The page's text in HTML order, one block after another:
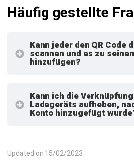
Häufig gestellte
Kann jeder den QR Code
scannen und es zu
hinzufügen?
Kann ich die
Ladegeräts aufheben,
Konto hinzugefügt
Updated on 15/02/2023